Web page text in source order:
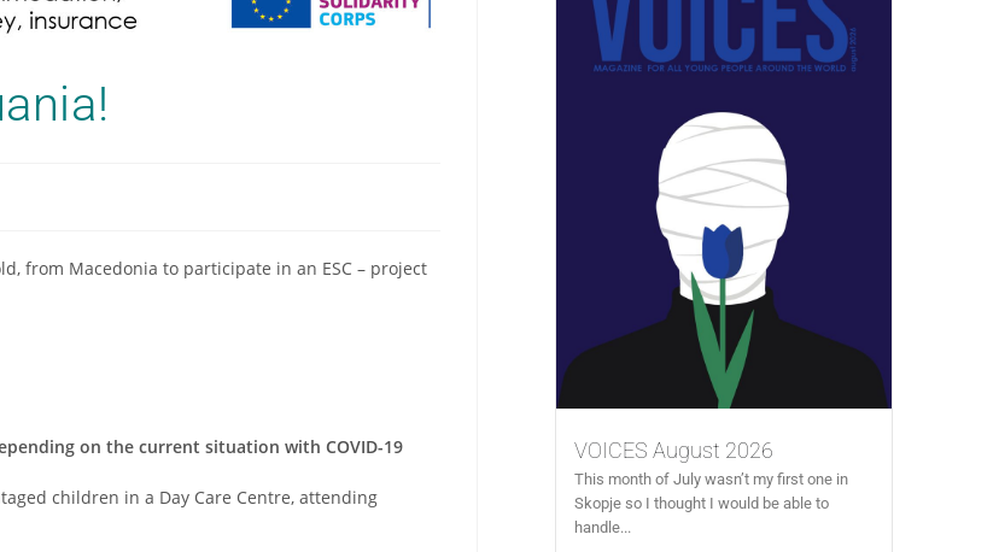
from Macedonia to participate in an ESC – project
on the current situation with COVID-19
children in a Day Care Centre, attending
VOICES August 2026
This month of July wasn’t my first one in
Skopje so I thought I would be able to
handle...